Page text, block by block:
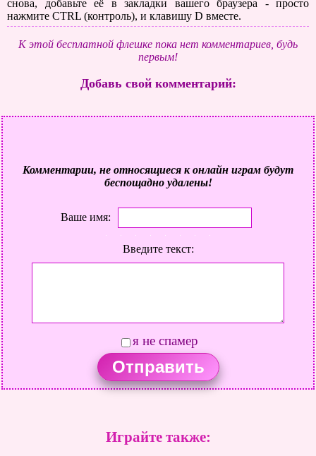
снова, добавьте её в закладки вашего браузера - просто
нажмите CTRL (контроль), и клавишу D вместе.
К этой бесплатной флешке пока нет комментариев, будь
первым!
Добавь свой комментарий:
Комментарии, не относящиеся к онлайн играм будут
беспощадно удалены!
Ваше имя:
Введите текст:
я не спамер
Играйте также: